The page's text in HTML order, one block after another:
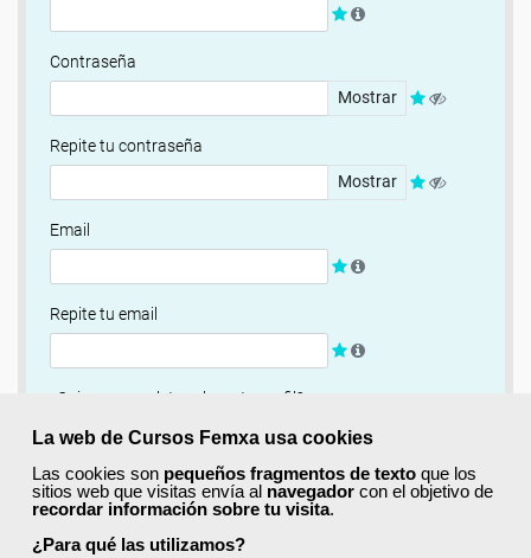
La web de Cursos Femxa usa cookies
Las cookies son pequeños fragmentos de texto que los
sitios web que visitas envía al navegador con el objetivo de
recordar información sobre tu visita.
¿Para qué las utilizamos?
Contraseña
Mostrar
Repite tu contraseña
Mostrar
Email
Repite tu email
¿Quieres completar ahora tu perfil?
Si
No, completaré mi perfil más adelante
Newsletter
Si, quiero recibir información sobre cursos, ofertas
exclusivas y recursos para el aprendizaje.